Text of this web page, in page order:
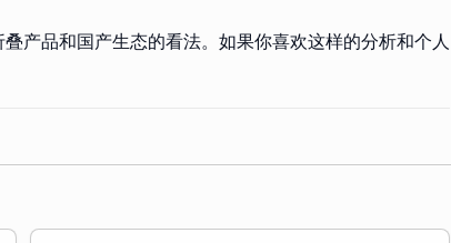
产品和国产生态的看法。如果你喜欢这样的分析和个人